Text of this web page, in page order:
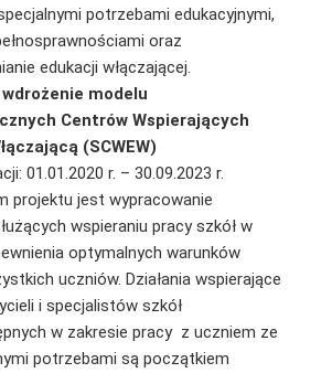
potrzebami edukacyjnymi,
oraz
edukacji włączającej.
modelu
Centrów Wspierających
(SCWEW)
01.01.2020 r. – 30.09.2023 r.
projektu jest wypracowanie
wspieraniu pracy szkół w
optymalnych warunków
uczniów. Działania wspierające
i specjalistów szkół
w zakresie pracy z uczniem ze
potrzebami są początkiem